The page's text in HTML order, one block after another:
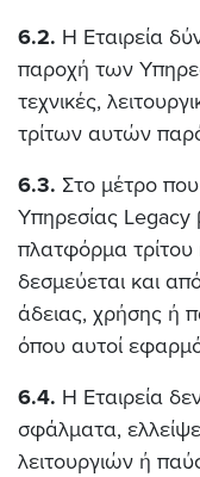
6.2. Η Εταιρεία
παροχή των
τεχνικές,
τρίτων αυτών
6.3. Στο μέτρο
Υπηρεσίας Legacy
πλατφόρμα
δεσμεύεται και
άδειας, χρήσης ή
όπου αυτοί
6.4. Η Εταιρεία
σφάλματα,
λειτουργιών ή